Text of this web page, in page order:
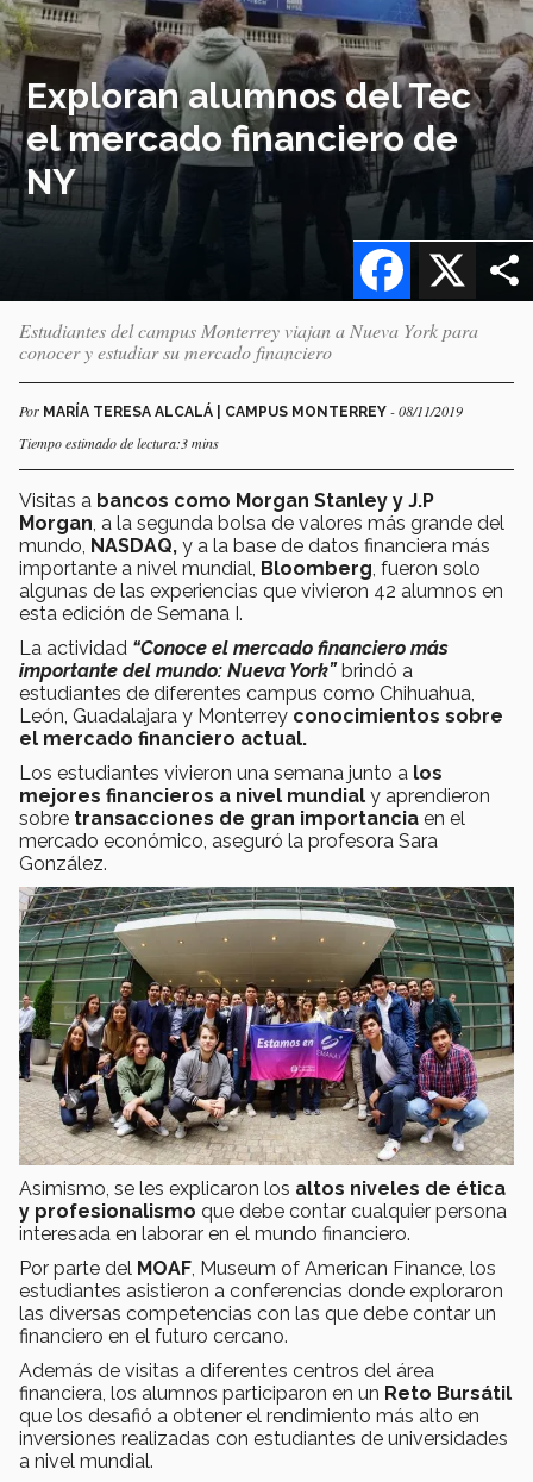
Exploran alumnos del Tec
el mercado financiero de
NY
X
Facebook
Estudiantes del campus Monterrey viajan a Nueva York para
conocer y estudiar su mercado financiero
Por MARÍA TERESA ALCALÁ | CAMPUS MONTERREY - 08/11/2019
Tiempo estimado de lectura:3 mins
Visitas a bancos como Morgan Stanley y J.P
Morgan , a la segunda bolsa de valores más grande del
mundo, NASDAQ, y a la base de datos financiera más
importante a nivel mundial, Bloomberg , fueron solo
algunas de las experiencias que vivieron 42 alumnos en
esta edición de Semana I.
La actividad “Conoce el mercado financiero más
importante del mundo: Nueva York”brindó a
estudiantes de diferentes campus como Chihuahua,
León, Guadalajara y Monterrey conocimientos sobre
el mercado financiero actual.
Los estudiantes vivieron una semana junto a los
mejores financieros a nivel mundial y aprendieron
sobre transacciones de gran importancia en el
mercado económico, aseguró la profesora Sara
González.
Asimismo, se les explicaron los altos niveles de ética
y profesionalismo que debe contar cualquier persona
interesada en laborar en el mundo financiero.
Por parte del MOAF, Museum of American Finance, los
estudiantes asistieron a conferencias donde exploraron
las diversas competencias con las que debe contar un
financiero en el futuro cercano.
Además de visitas a diferentes centros del área
financiera, los alumnos participaron en un Reto Bursátil
que los desafió a obtener el rendimiento más alto en
inversiones realizadas con estudiantes de universidades
a nivel mundial.